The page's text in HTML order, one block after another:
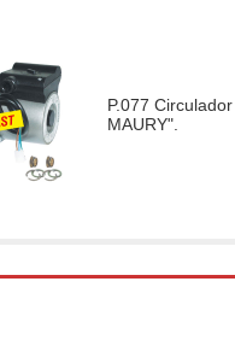
P.077
MAURY".